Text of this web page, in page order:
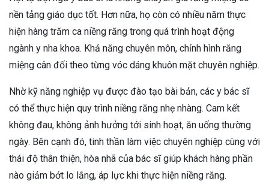
nền tảng giáo dục tốt. Hơn nữa, họ còn có nhiều năm thực
hiện hàng trăm ca niềng răng trong quá trình hoạt động
ngành y nha khoa. Khả năng chuyên môn, chỉnh hình răng
miệng cân đối theo từng vóc dáng khuôn mặt chuyên nghiệp.
Nhờ kỹ năng nghiệp vụ được đào tạo bài bản, các y bác sĩ
có thể thực hiện quy trình niềng răng nhẹ nhàng. Cam kết
không đau, không ảnh hưởng tới sinh hoạt, ăn uống thường
ngày. Bên cạnh đó, tinh thần làm việc chuyên nghiệp cùng với
thái độ thân thiện, hòa nhã của bác sĩ giúp khách hàng phần
nào giảm bớt lo lắng, áp lực khi thực hiện niềng răng.